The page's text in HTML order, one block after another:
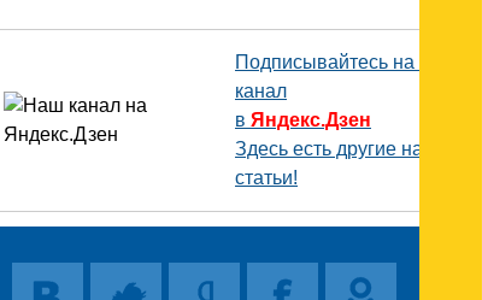
Подписывайтесь на наш
канал
в Яндекс.Дзен
Здесь есть другие наши
статьи!